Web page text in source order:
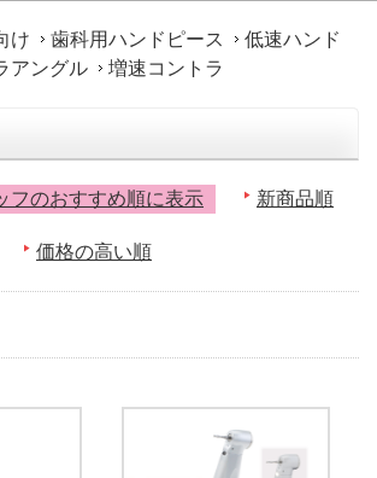
け 歯科用ハンドピース
低速ハンド
アングル 増速コントラ
フのおすすめ順に表示 新商品順
価格の高い順